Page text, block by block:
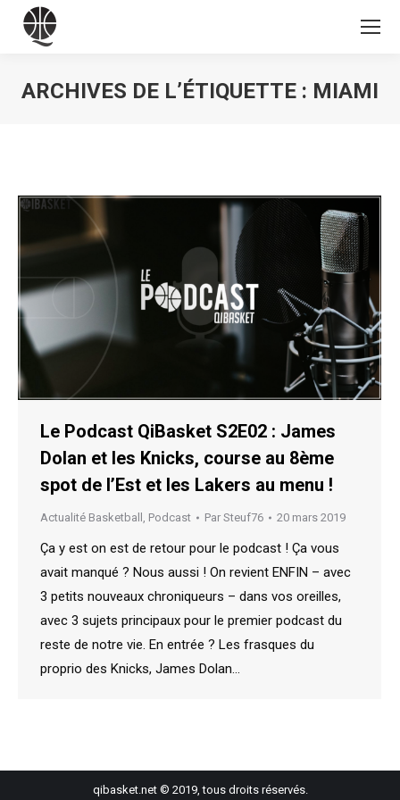
ARCHIVES DE L’ÉTIQUETTE : MIAMI
Le Podcast QiBasket S2E02 : James
Dolan et les Knicks, course au 8ème
spot de l’Est et les Lakers au menu !
Actualité Basketball , Podcast Par Steuf76 20 mars 2019
Ça y est on est de retour pour le podcast ! Ça vous
avait manqué ? Nous aussi ! On revient ENFIN – avec
3 petits nouveaux chroniqueurs – dans vos oreilles,
avec 3 sujets principaux pour le premier podcast du
reste de notre vie. En entrée ? Les frasques du
proprio des Knicks, James Dolan…
qibasket.net © 2019, tous droits réservés.